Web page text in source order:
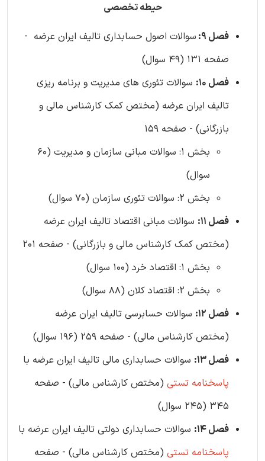
حیطه تخصصی
فصل 9:
سوالات اصول حسابداری تالیف ایران عرضه -
صفحه 131 (49 سوال)
فصل 10:
سوالات تئوری های مدیریت و برنامه ریزی
تالیف ایران عرضه (مختص کمک کارشناس مالی و
بازرگانی) - صفحه 159
بخش 1: سوالات مبانی سازمان و مدیریت (60
سوال)
بخش 2: سوالات تئوری سازمان (70 سوال)
فصل 11:
سوالات مبانی اقتصاد تالیف ایران عرضه
(مختص کمک کارشناس مالی و بازرگانی) - صفحه 201
بخش 1: اقتصاد خرد (100 سوال)
بخش 2: اقتصاد کلان (88 سوال)
فصل 12:
سوالات حسابرسی تالیف ایران عرضه
(مختص کارشناس مالی) - صفحه 259 (196 سوال)
فصل 13:
سوالات حسابداری مالی تالیف ایران عرضه با
پاسخنامه تستی (مختص کارشناس مالی) - صفحه
345 (245 سوال)
فصل 14:
سوالات حسابداری دولتی تالیف ایران عرضه با
پاسخنامه تستی (مختص کارشناس مالی) - صفحه